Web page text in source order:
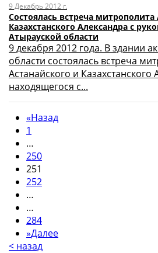
9 Декабрь 2012 г.
Состоялась встреча митрополита
Казахстанского Александра с
Атырауской области
9 декабря 2012 года. В здании
области состоялась встреча
Астанайского и Казахстанского
находящегося с...
«Назад
1
…
250
251
252
…
…
284
»Далее
< назад